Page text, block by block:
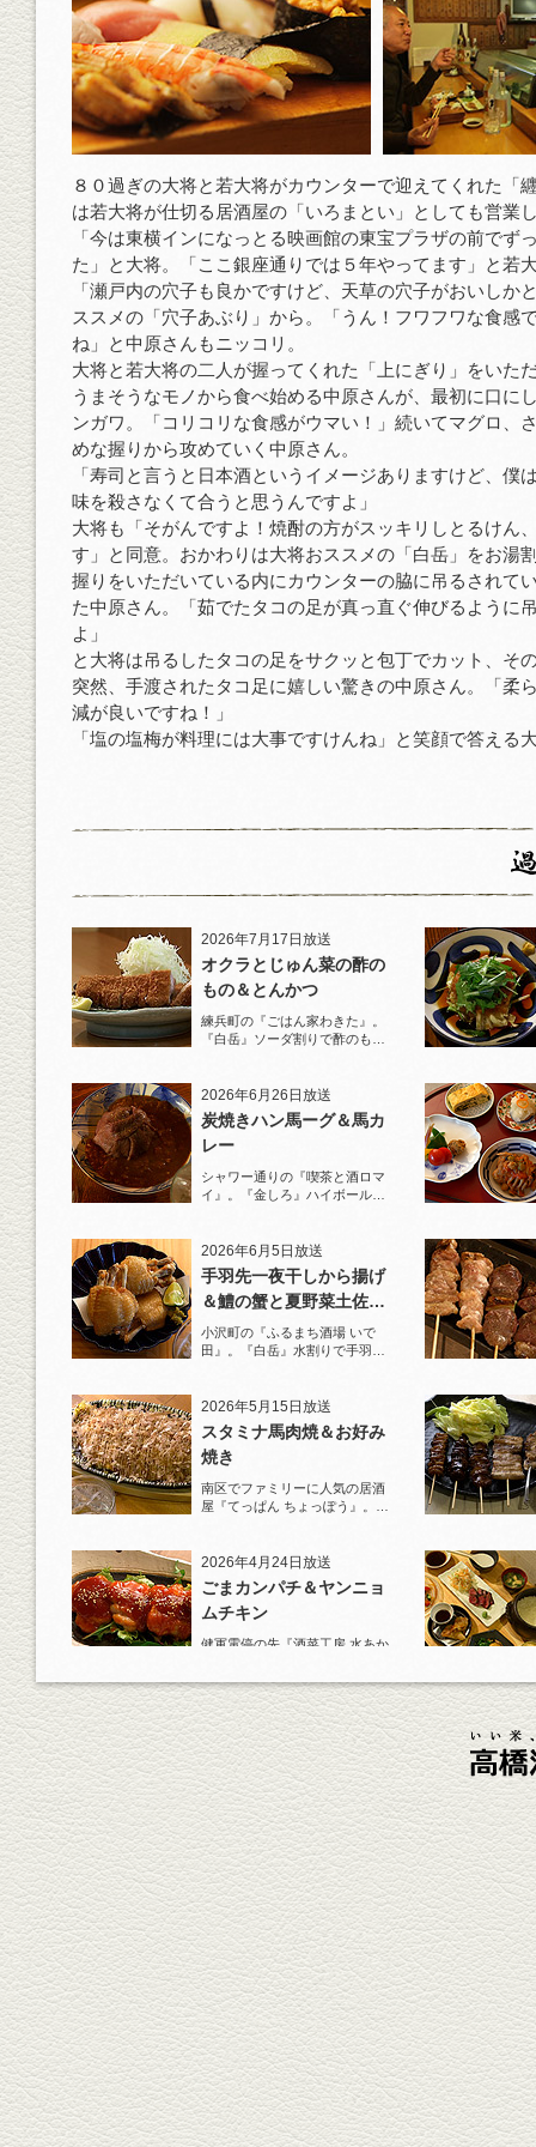
８０過ぎの大将と若大将がカウンターで迎えてくれた「
は若大将が仕切る居酒屋の「いろまとい」としても営業
「今は東横インになっとる映画館の東宝プラザの前でず
た」と大将。「ここ銀座通りでは５年やってます」と若
「瀬戸内の穴子も良かですけど、天草の穴子がおいしか
ススメの「穴子あぶり」から。「うん！フワフワな食感
ね」と中原さんもニッコリ。
大将と若大将の二人が握ってくれた「上にぎり」をいた
うまそうなモノから食べ始める中原さんが、最初に口に
ンガワ。「コリコリな食感がウマい！」続いてマグロ、
めな握りから攻めていく中原さん。
「寿司と言うと日本酒というイメージありますけど、僕
味を殺さなくて合うと思うんですよ」
大将も「そがんですよ！焼酎の方がスッキリしとるけん
す」と同意。おかわりは大将おススメの「白岳」をお湯
握りをいただいている内にカウンターの脇に吊るされて
た中原さん。「茹でたタコの足が真っ直ぐ伸びるように
よ」
と大将は吊るしたタコの足をサクッと包丁でカット、そ
突然、手渡されたタコ足に嬉しい驚きの中原さん。「柔
減が良いですね！」
「塩の塩梅が料理には大事ですけんね」と笑顔で答える
2026年7月17日放送
オクラとじゅん菜の酢の
もの＆とんかつ
練兵町の『ごはん家わきた』。
『白岳』ソーダ割りで酢のもの
2026年6月26日放送
炭焼きハン馬ーグ＆馬カ
レー
シャワー通りの『喫茶と酒ロマ
イ』。『金しろ』ハイボールで
2026年6月5日放送
手羽先一夜干しから揚げ
＆鱧の蟹と夏野菜土佐酢
ジュレがけ
小沢町の『ふるまち酒場 いで
田』。『白岳』水割りで手羽先
2026年5月15日放送
スタミナ馬肉焼＆お好み
焼き
南区でファミリーに人気の居酒
屋『てっぱん ちょっぽう』。王
2026年4月24日放送
ごまカンパチ＆ヤンニョ
ムチキン
健軍電停の先『酒菜工房 水あか
杯！まずは『ごまカンパチ』を
肴に。
2026年4月3日放送
元祖 鶏焼売＆牛テールの
土鍋めし
健軍電停そば『湯気立つ料理』
が名物の『yuge(ゆげ)』へ。
『白岳』を使った『旨み緑茶
割』で乾杯！
2026年3月13日放送
焼鳥おまかせ８本
健軍自衛隊通り『焼鳥 菖蒲谷』
で最高級の焼鳥を味わう。『銀
しろ...
2026年2月20日放送
1000円で飲めますｾｯﾄ＆
至福のﾊﾑｶﾂ など
東区の健軍電停のそば『居酒屋
食堂いしばしさん家』は、賑や